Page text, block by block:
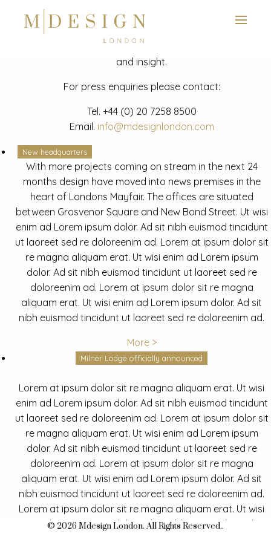
News
Latest mdesign development project and advisory news
and insight.
For press enquiries please contact:
Tel. +44 (0) 20 7258 8500
Email. info@mdesignlondon.com
New headquarters
With more projects coming on stream in the next 24
months design have moved into news premises in the
heart of Londons Mayfair. The offices are situated
between Grosvenor Square and New Bond Street. Ut wisi
enim ad Lorem ipsum dolor. Ad sit nibh euismod tincidunt
ut laoreet sed re doloreenim ad. Lorem at ipsum dolor sit
re magna aliquam erat. Ut wisi enim ad Lorem ipsum
dolor. Ad sit nibh euismod tincidunt ut laoreet sed re
doloreenim ad. Lorem at ipsum dolor sit re magna
aliquam erat. Ut wisi enim ad Lorem ipsum dolor. Ad sit
nibh euismod tincidunt ut laoreet sed re doloreenim ad.
More >
Milner Lodge officially announced
Lorem at ipsum dolor sit re magna aliquam erat. Ut wisi
enim ad Lorem ipsum dolor. Ad sit nibh euismod tincidunt
ut laoreet sed re doloreenim ad. Lorem at ipsum dolor sit
re magna aliquam erat. Ut wisi enim ad Lorem ipsum
dolor. Ad sit nibh euismod tincidunt ut laoreet sed re
doloreenim ad. Lorem at ipsum dolor sit re magna
aliquam erat. Ut wisi enim ad Lorem ipsum dolor. Ad sit
nibh euismod tincidunt ut laoreet sed re doloreenim ad.
Lorem at ipsum dolor sit re magna aliquam erat. Ut wisi
enim ad Lorem ipsum dolor. Ad sit nibh euismod tincidunt
© 2026 Mdesign London. All Rights Reserved..